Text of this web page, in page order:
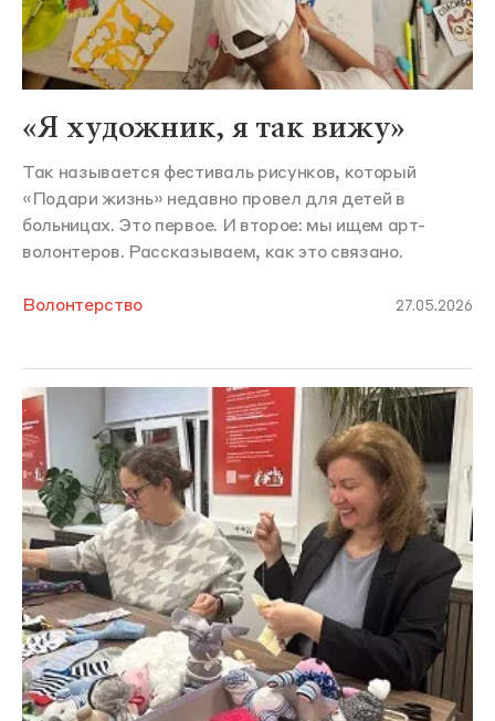
«Я художник, я так вижу»
Так называется фестиваль рисунков, который
«Подари жизнь» недавно провел для детей в
больницах. Это первое. И второе: мы ищем арт-
волонтеров. Рассказываем, как это связано.
Волонтерство 27.05.2026